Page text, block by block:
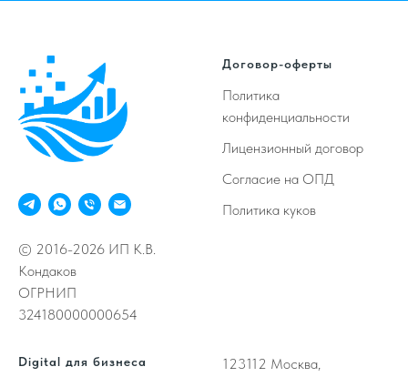
© 2016-2026 ИП К.В.
Кондаков
ОГРНИП
324180000000654
Договор-оферты
Политика
конфиденциальности
Лицензионный договор
Согласие на ОПД
Политика куков
Digital для бизнеса 123112 Москва,